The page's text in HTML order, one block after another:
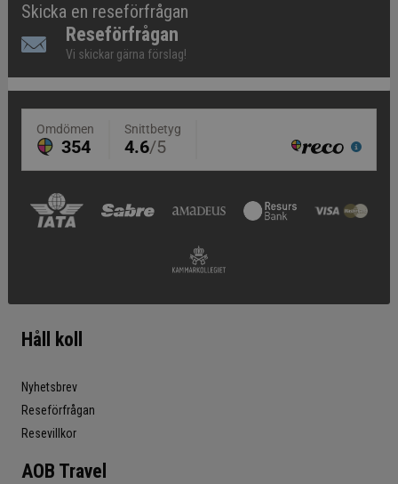
Skicka en reseförfrågan
Reseförfrågan
Vi skickar gärna förslag!
Håll koll
Nyhetsbrev
Reseförfrågan
Resevillkor
AOB Travel